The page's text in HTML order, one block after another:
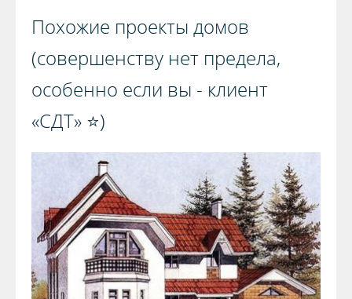
Похожие проекты домов
(совершенству нет предела,
особенно если вы - клиент
«СДТ» ⭐️)️